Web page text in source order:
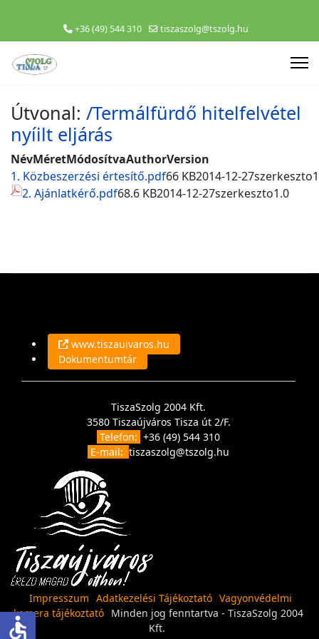
+36 (49) 544 310 tiszaszolg@tszolg.hu
Útvonal: /Termálfürdő hitelfelvétel
nyíilt eljárás
NévMéretMódosítvaAuthorVersion
1. Közbeszerzési értesítő.pdf66 KB2014-12-27szerkeszto
2. Ajánlatkérő.pdf68.6 KB2014-12-27szerkeszto1.0
www.tiszaujvaros.hu
Dokumentumtár
TiszaSzolg 2004 Kft.
3580 Tiszaújváros Tisza út 2/F.
Telefon: +36 (49) 544 310
E-mail: tiszaszolg@tszolg.hu
Impresszum Adatkezelési Tájékoztató Vagyonvédelmi
kamera tájékoztató Minden jog fenntartva - TiszaSzolg 2004
Kft.
accessible